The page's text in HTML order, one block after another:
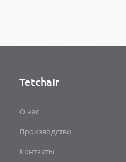
Tetchair
О нас
Производство
Контакты